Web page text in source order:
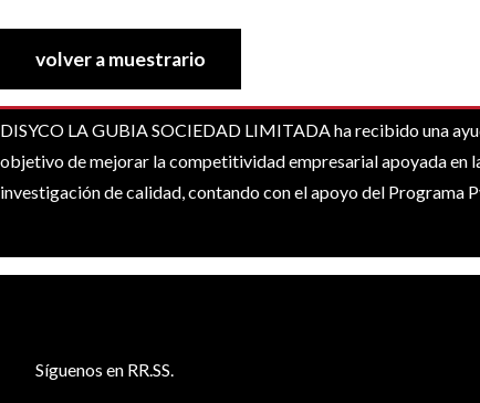
volver a muestrario
DISYCO LA GUBIA SOCIEDAD LIMITADA ha recibido una
objetivo de mejorar la competitividad empresarial apoyada en
investigación de calidad, contando con el apoyo del Programa
Síguenos en RR.SS.